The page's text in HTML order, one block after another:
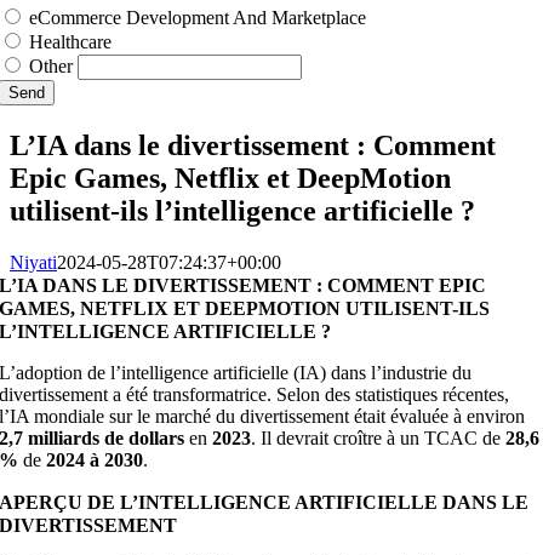
eCommerce Development And Marketplace
Healthcare
Other
Send
L’IA dans le divertissement : Comment
Epic Games, Netflix et DeepMotion
utilisent-ils l’intelligence artificielle ?
Niyati2024-05-28T07:24:37+00:00
L’IA DANS LE DIVERTISSEMENT : COMMENT EPIC
GAMES, NETFLIX ET DEEPMOTION UTILISENT-ILS
L’INTELLIGENCE ARTIFICIELLE ?
L’adoption de l’intelligence artificielle (IA) dans l’industrie du
divertissement a été transformatrice. Selon des statistiques récentes,
l’IA mondiale sur le marché du divertissement était évaluée à environ
2,7 milliards de dollars en2023. Il devrait croître à un TCAC de28,6
% de2024 à 2030.
APERÇU DE L’INTELLIGENCE ARTIFICIELLE DANS LE
DIVERTISSEMENT